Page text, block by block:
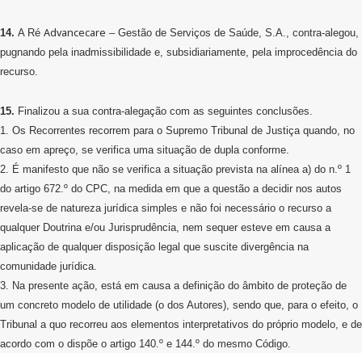
14. A Ré Advancecare – Gestão de Serviços de Saúde, S.A., contra-alegou,
pugnando pela inadmissibilidade e, subsidiariamente, pela improcedência do
recurso.
15. Finalizou a sua contra-alegação com as seguintes conclusões.
1. Os Recorrentes recorrem para o Supremo Tribunal de Justiça quando, no
caso em apreço, se verifica uma situação de dupla conforme.
2. É manifesto que não se verifica a situação prevista na alínea a) do n.º 1
do artigo 672.º do CPC, na medida em que a questão a decidir nos autos
revela-se de natureza jurídica simples e não foi necessário o recurso a
qualquer Doutrina e/ou Jurisprudência, nem sequer esteve em causa a
aplicação de qualquer disposição legal que suscite divergência na
comunidade jurídica.
3. Na presente ação, está em causa a definição do âmbito de proteção de
um concreto modelo de utilidade (o dos Autores), sendo que, para o efeito, o
Tribunal a quo recorreu aos elementos interpretativos do próprio modelo, e de
acordo com o dispõe o artigo 140.º e 144.º do mesmo Código.